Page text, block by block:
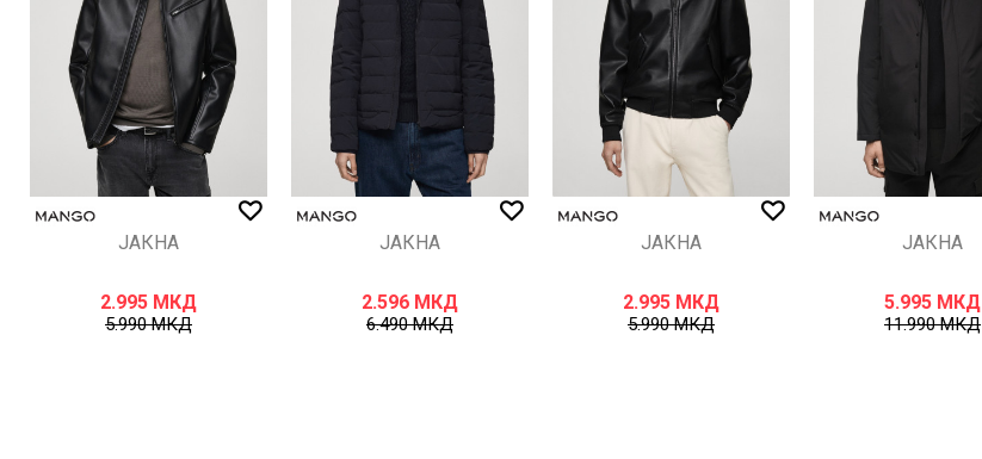
ИСПРАТИ
ЈАКНА
2.995 МКД
5.990МКД
ЈАКНА
2.596 МКД
6.490МКД
ЈАКНА
2.995 МКД
5.990МКД
ЈАКНА
5.995 МКД
11.990МКД